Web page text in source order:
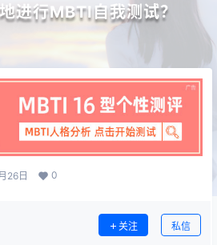
进行MBTI自我测试？
26日 0
关注 私信